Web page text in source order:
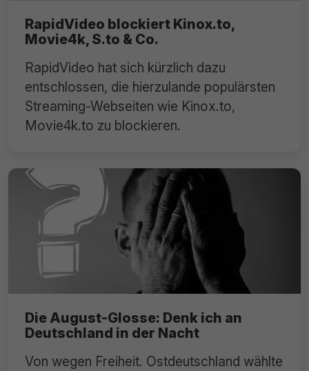
RapidVideo blockiert Kinox.to,
Movie4k, S.to & Co.
RapidVideo hat sich kürzlich dazu
entschlossen, die hierzulande populärsten
Streaming-Webseiten wie Kinox.to,
Movie4k.to zu blockieren.
Die August-Glosse: Denk ich an
Deutschland in der Nacht
Von wegen Freiheit. Ostdeutschland wählte